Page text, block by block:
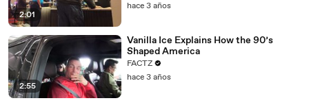
2:01
hace 3 años
2:55
Vanilla Ice Explains How the 90’s
Shaped America
FACTZ
hace 3 años